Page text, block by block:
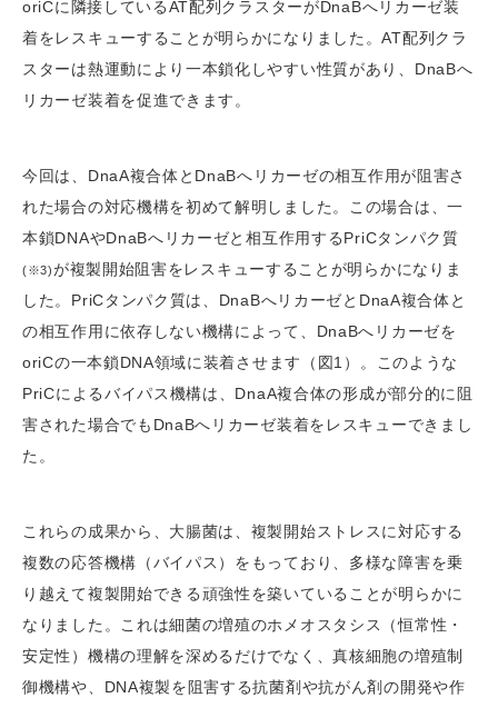
oriCに隣接しているAT配列クラスターがDnaBへリカーゼ装
着をレスキューすることが明らかになりました。AT配列クラ
スターは熱運動により一本鎖化しやすい性質があり、DnaBへ
リカーゼ装着を促進できます。
今回は、DnaA複合体とDnaBへリカーゼの相互作用が阻害さ
れた場合の対応機構を初めて解明しました。この場合は、一
本鎖DNAやDnaBへリカーゼと相互作用するPriCタンパク質
(※3)が複製開始阻害をレスキューすることが明らかになりま
した。PriCタンパク質は、DnaBへリカーゼとDnaA複合体と
の相互作用に依存しない機構によって、DnaBへリカーゼを
oriCの一本鎖DNA領域に装着させます（図1）。このような
PriCによるバイパス機構は、DnaA複合体の形成が部分的に阻
害された場合でもDnaBへリカーゼ装着をレスキューできまし
た。
これらの成果から、大腸菌は、複製開始ストレスに対応する
複数の応答機構（バイパス）をもっており、多様な障害を乗
り越えて複製開始できる頑強性を築いていることが明らかに
なりました。これは細菌の増殖のホメオスタシス（恒常性・
安定性）機構の理解を深めるだけでなく、真核細胞の増殖制
御機構や、DNA複製を阻害する抗菌剤や抗がん剤の開発や作